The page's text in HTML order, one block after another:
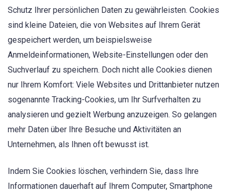
Schutz Ihrer persönlichen Daten zu gewährleisten. Cookies
sind kleine Dateien, die von Websites auf Ihrem Gerät
gespeichert werden, um beispielsweise
Anmeldeinformationen, Website-Einstellungen oder den
Suchverlauf zu speichern. Doch nicht alle Cookies dienen
nur Ihrem Komfort: Viele Websites und Drittanbieter nutzen
sogenannte Tracking-Cookies, um Ihr Surfverhalten zu
analysieren und gezielt Werbung anzuzeigen. So gelangen
mehr Daten über Ihre Besuche und Aktivitäten an
Unternehmen, als Ihnen oft bewusst ist.
Indem Sie Cookies löschen, verhindern Sie, dass Ihre
Informationen dauerhaft auf Ihrem Computer, Smartphone